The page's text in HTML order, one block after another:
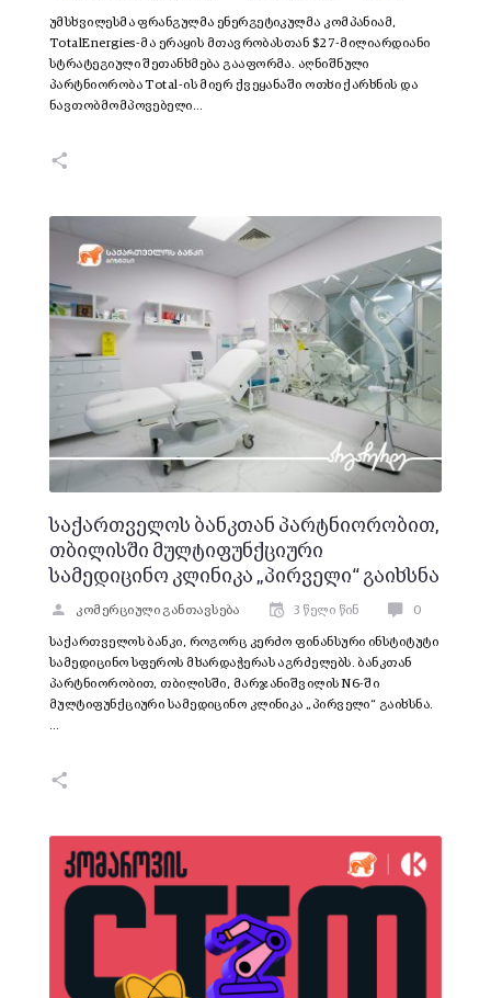
უმსხვილესმა ფრანგულმა ენერგეტიკულმა კომპანიამ,
TotalEnergies-მა ერაყის მთავრობასთან $27-მილიარდიანი
სტრატეგიული შეთანხმება გააფორმა. აღნიშნული
პარტნიორობა Total-ის მიერ ქვეყანაში ოთხი ქარხნის და
ნავთობმომპოვებელი…
საქართველოს ბანკთან პარტნიორობით,
თბილისში მულტიფუნქციური
სამედიცინო კლინიკა „პირველი“ გაიხსნა
კომერციული განთავსება 3 წელი წინ 0
საქართველოს ბანკი, როგორც კერძო ფინანსური ინსტიტუტი
სამედიცინო სფეროს მხარდაჭერას აგრძელებს. ბანკთან
პარტნიორობით, თბილისში, მარჯანიშვილის N6-ში
მულტიფუნქციური სამედიცინო კლინიკა „პირველი“ გაიხსნა.
…